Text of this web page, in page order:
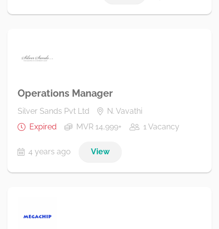
Operations Manager
Silver Sands Pvt Ltd
N. Vavathi
Expired
MVR 14,999+ 1 Vacancy
4 years ago View